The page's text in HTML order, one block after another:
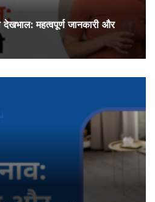
देखभाल: महत्वपूर्ण जानकारी और